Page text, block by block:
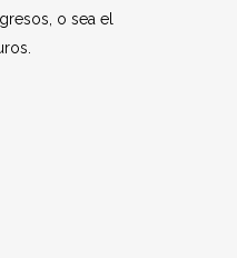
o sea el